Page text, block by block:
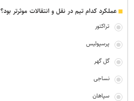
عملکرد کدام تیم در نقل و انتقالات موثرتر بود؟
تراکتور
پرسپولیس
گل گهر
نساجی
سپاهان